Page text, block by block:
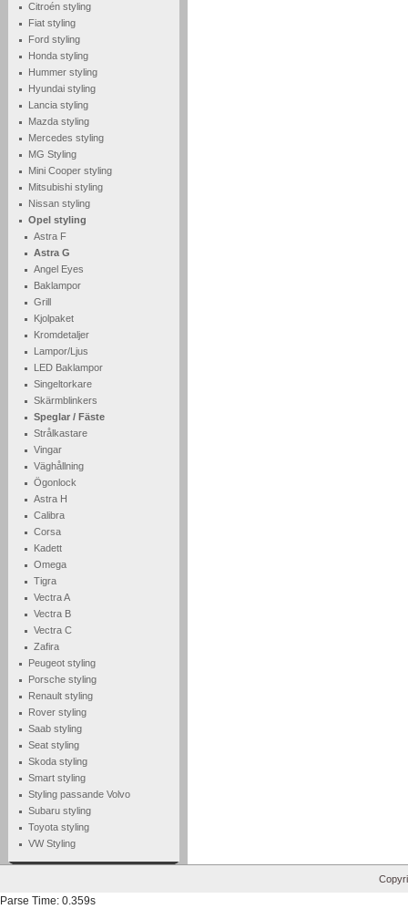
Citroén styling
Fiat styling
Ford styling
Honda styling
Hummer styling
Hyundai styling
Lancia styling
Mazda styling
Mercedes styling
MG Styling
Mini Cooper styling
Mitsubishi styling
Nissan styling
Opel styling
Astra F
Astra G
Angel Eyes
Baklampor
Grill
Kjolpaket
Kromdetaljer
Lampor/Ljus
LED Baklampor
Singeltorkare
Skärmblinkers
Speglar / Fäste
Strålkastare
Vingar
Väghållning
Ögonlock
Astra H
Calibra
Corsa
Kadett
Omega
Tigra
Vectra A
Vectra B
Vectra C
Zafira
Peugeot styling
Porsche styling
Renault styling
Rover styling
Saab styling
Seat styling
Skoda styling
Smart styling
Styling passande Volvo
Subaru styling
Toyota styling
VW Styling
Parse Time: 0.359s